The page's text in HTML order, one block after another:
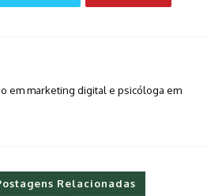
em marketing digital e psicóloga em
Relacionadas